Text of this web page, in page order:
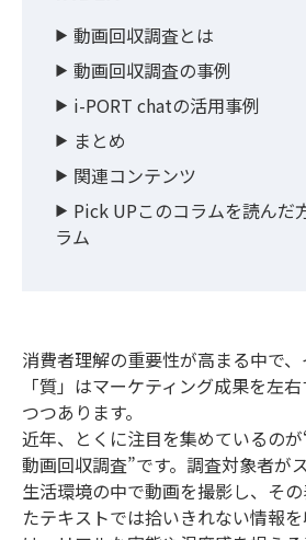
動画回収調査とは
動画回収調査の事例
i-PORT chatの活用事例
まとめ
関連コンテンツ
Pick UPこのコラムを読んだ
ラム
消費者理解の重要性が高まる中で
「質」はマーケティング成果を左
つつあります。
近年、とくに注目を集めているの
動画回収調査”です。調査対象者が
生活環境の中で動画を撮影し、そ
たテキストでは拾いきれない情報